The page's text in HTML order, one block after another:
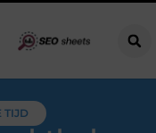
TIJD